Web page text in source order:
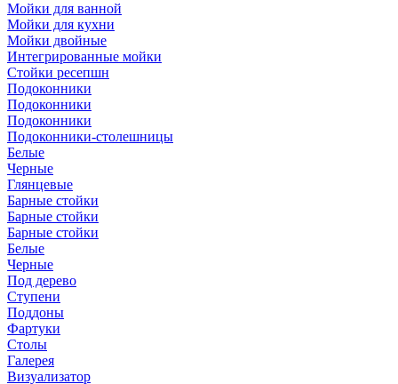
Мойки для ванной
Мойки для кухни
Мойки двойные
Интегрированные мойки
Стойки ресепшн
Подоконники
Подоконники
Подоконники
Подоконники-столешницы
Белые
Черные
Глянцевые
Барные стойки
Барные стойки
Барные стойки
Белые
Черные
Под дерево
Ступени
Поддоны
Фартуки
Столы
Галерея
Визуализатор